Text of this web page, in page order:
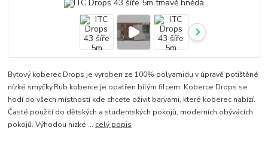
Bytový koberec Drops je vyroben ze 100% polyamidu v úpravě potištěné
nízké smyčky.Rub koberce je opatřen bílým filcem. Koberce Drops se
hodí do všech místností kde chcete oživit barvami, které koberec nabízí.
Časté použití do dětských a studentských pokojů, moderních obývácích
pokojů. Výhodou nizké ... celý popis